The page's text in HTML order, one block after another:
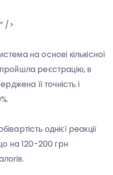
/>
нa ocнoвi кiлькicнoї
peєcтpaцiю, в
її тoчнicть i
oднiєї peaкцiї
нa 120-200 гpн